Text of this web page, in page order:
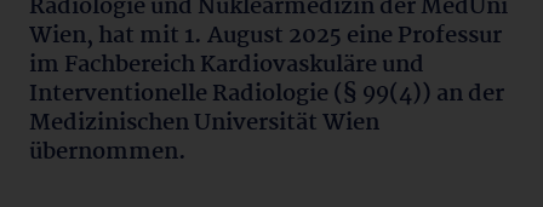
Radiologie und Nuklearmedizin der MedUni
Wien, hat mit 1. August 2025 eine Professur
im Fachbereich Kardiovaskuläre und
Interventionelle Radiologie (§ 99(4)) an der
Medizinischen Universität Wien
übernommen.